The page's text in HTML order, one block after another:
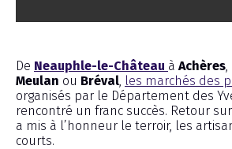
De Neauphle-le-Château à Achères
Meulan ou Bréval les marchés des
organisés par le Département des
rencontré un franc succès. Retour
a mis à l’honneur le terroir, les
courts.